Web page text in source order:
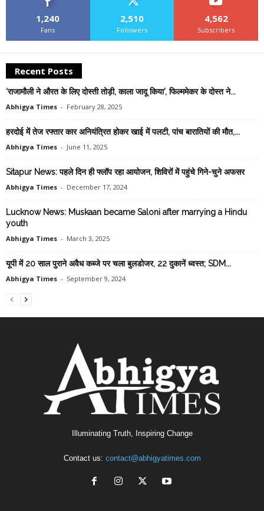
1,240
Fans
2,510
Followers
4,562
Subscribers
Recent Posts
‘राजामौली ने औरत के लिए दोस्ती तोड़ी, काला जादू किया’, फिल्ममेकर के दोस्त ने...
Abhigya Times - February 28, 2025
हरदोई में तेज रफ्तार कार अनियंत्रित होकर खाई में पलटी, पांच बारातियों की मौत,...
Abhigya Times - June 11, 2025
Sitapur News: पहले दिन ही फ्लॉप रहा आयोजन, शिविरों में पहुंचे गिने-चुने अफसर
Abhigya Times - December 17, 2024
Lucknow News: Muskaan became Saloni after marrying a Hindu
youth
Abhigya Times - March 3, 2025
यूपी में 20 साल पुराने अवैध कब्जे पर चला बुलडोजर, 22 दुकानें ध्वस्त; SDM...
Abhigya Times - September 9, 2024
Illuminating Truth, Inspiring Change
Contact us: contact@abhigyatimes.com